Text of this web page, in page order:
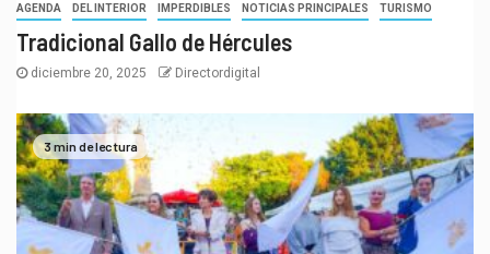
AGENDA DEL INTERIOR IMPERDIBLES NOTICIAS PRINCIPALES TURISMO
Tradicional Gallo de Hércules
diciembre 20, 2025 Directordigital
3 min de lectura